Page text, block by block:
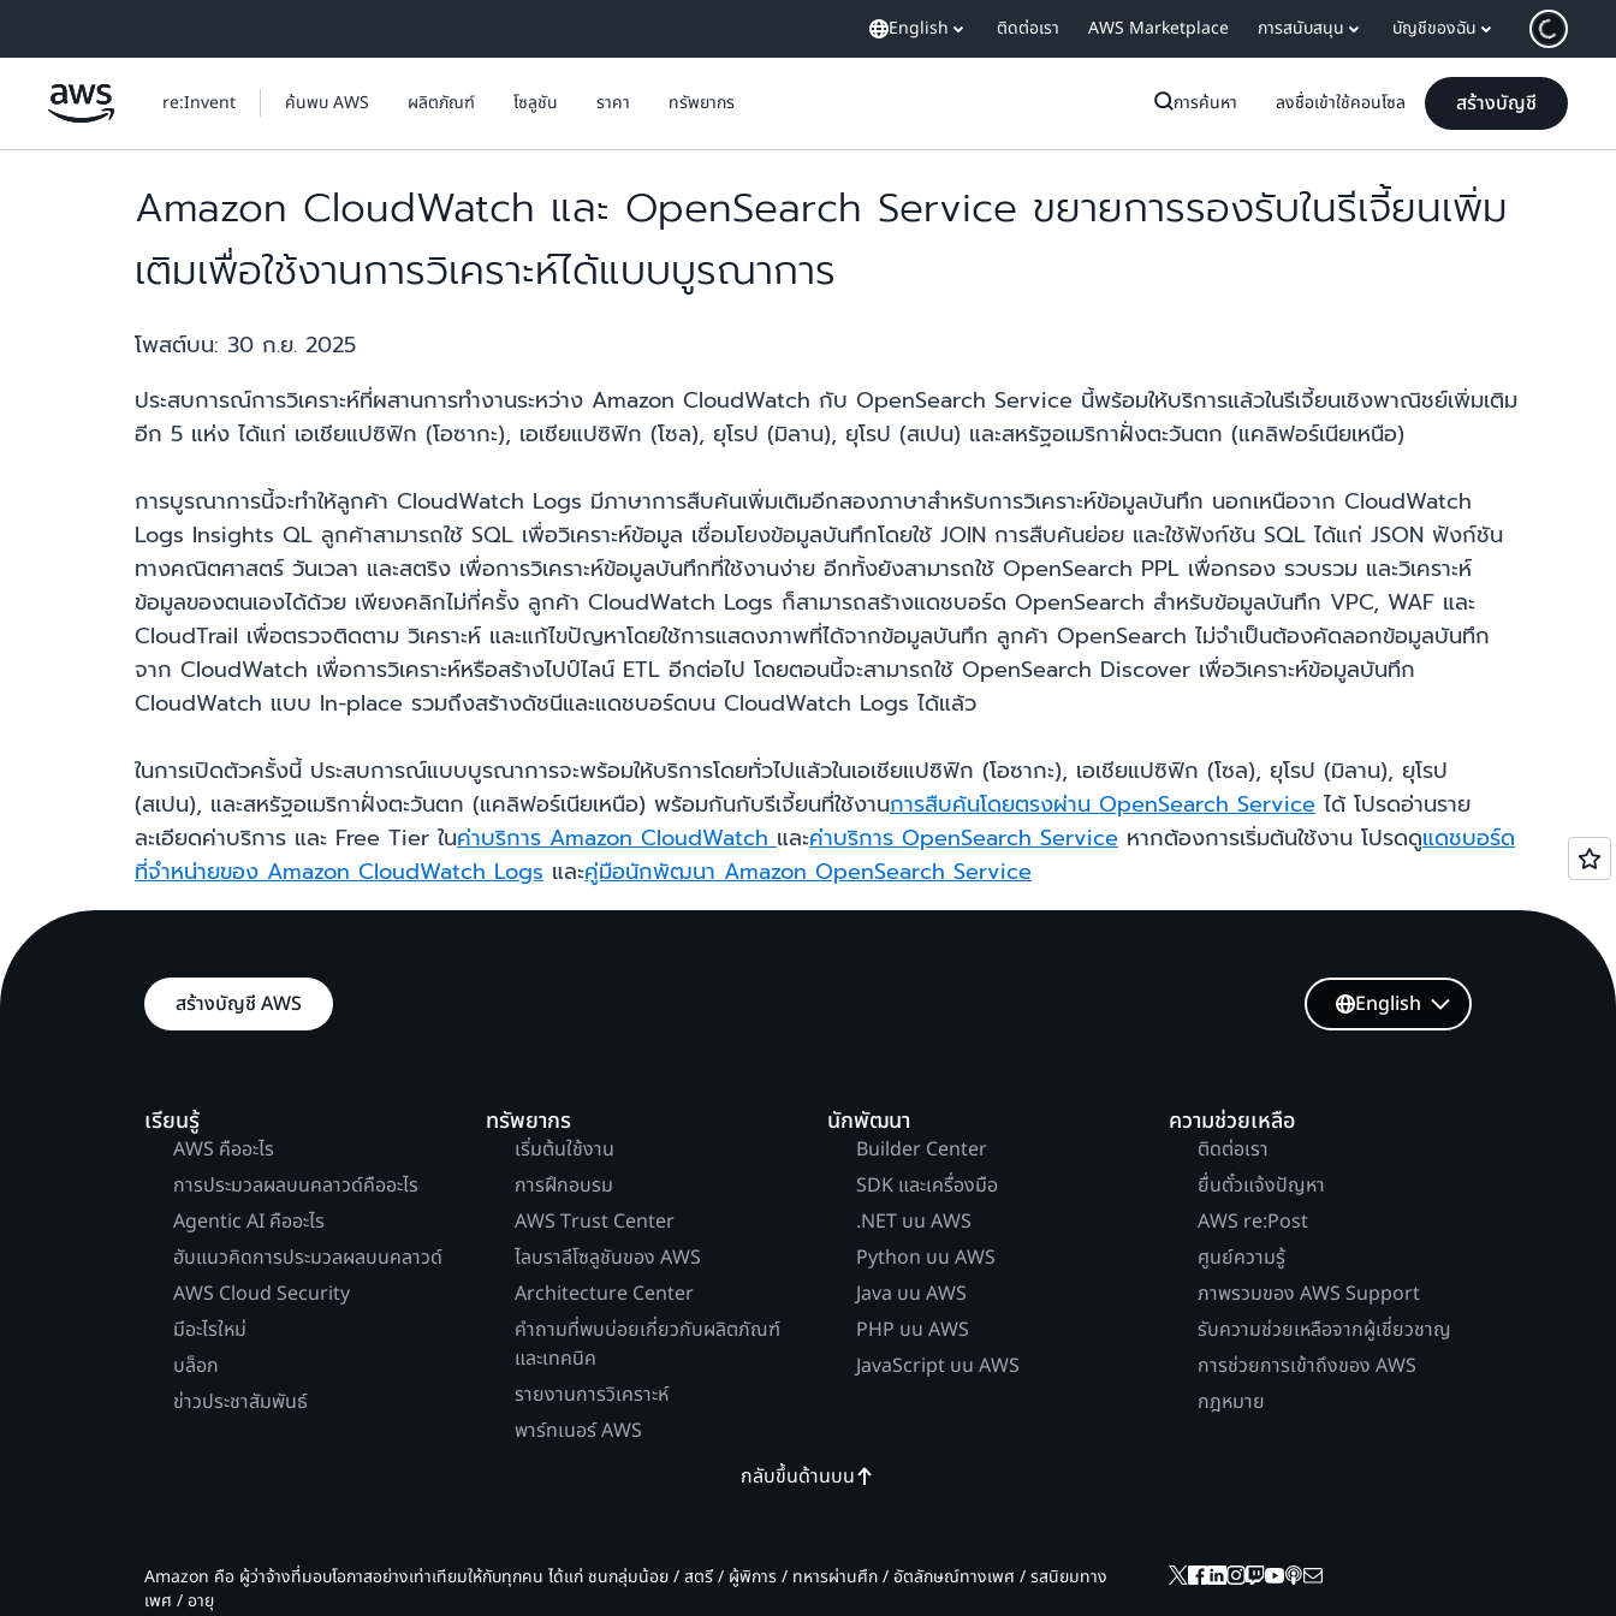
English ติดต่อเรา AWS Marketplace การสนับสนุน บัญชีของฉัน
re:Invent ค้นพบ AWS ผลิตภัณฑ์ โซลูชัน ราคา ทรัพยากร การค้นหา ลงชื่อเข้าใช้คอนโซล สร้างบัญชี
Amazon CloudWatch และ OpenSearch Service ขยายการรองรับในรีเจี้ยนเพิ่ม
เติมเพื่อใช้งานการวิเคราะห์ได้แบบบูรณาการ
โพสต์บน: 30 ก.ย. 2025
ประสบการณ์การวิเคราะห์ที่ผสานการทำงานระหว่าง Amazon CloudWatch กับ OpenSearch Service นี้พร้อมให้บริการแล้วในรีเจี้ยนเชิงพาณิชย์เพิ่มเติม
อีก 5 แห่ง ได้แก่ เอเชียแปซิฟิก (โอซากะ), เอเชียแปซิฟิก (โซล), ยุโรป (มิลาน), ยุโรป (สเปน) และสหรัฐอเมริกาฝั่งตะวันตก (แคลิฟอร์เนียเหนือ)
การบูรณาการนี้จะทำให้ลูกค้า CloudWatch Logs มีภาษาการสืบค้นเพิ่มเติมอีกสองภาษาสำหรับการวิเคราะห์ข้อมูลบันทึก นอกเหนือจาก CloudWatch
Logs Insights QL ลูกค้าสามารถใช้ SQL เพื่อวิเคราะห์ข้อมูล เชื่อมโยงข้อมูลบันทึกโดยใช้ JOIN การสืบค้นย่อย และใช้ฟังก์ชัน SQL ได้แก่ JSON ฟังก์ชัน
ทางคณิตศาสตร์ วันเวลา และสตริง เพื่อการวิเคราะห์ข้อมูลบันทึกที่ใช้งานง่าย อีกทั้งยังสามารถใช้ OpenSearch PPL เพื่อกรอง รวบรวม และวิเคราะห์
ข้อมูลของตนเองได้ด้วย เพียงคลิกไม่กี่ครั้ง ลูกค้า CloudWatch Logs ก็สามารถสร้างแดชบอร์ด OpenSearch สำหรับข้อมูลบันทึก VPC, WAF และ
CloudTrail เพื่อตรวจติดตาม วิเคราะห์ และแก้ไขปัญหาโดยใช้การแสดงภาพที่ได้จากข้อมูลบันทึก ลูกค้า OpenSearch ไม่จำเป็นต้องคัดลอกข้อมูลบันทึก
จาก CloudWatch เพื่อการวิเคราะห์หรือสร้างไปป์ไลน์ ETL อีกต่อไป โดยตอนนี้จะสามารถใช้ OpenSearch Discover เพื่อวิเคราะห์ข้อมูลบันทึก
CloudWatch แบบ In-place รวมถึงสร้างดัชนีและแดชบอร์ดบน CloudWatch Logs ได้แล้ว
ในการเปิดตัวครั้งนี้ ประสบการณ์แบบบูรณาการจะพร้อมให้บริการโดยทั่วไปแล้วในเอเชียแปซิฟิก (โอซากะ), เอเชียแปซิฟิก (โซล), ยุโรป (มิลาน), ยุโรป
(สเปน), และสหรัฐอเมริกาฝั่งตะวันตก (แคลิฟอร์เนียเหนือ) พร้อมกันกับรีเจี้ยนที่ใช้งานการสืบค้นโดยตรงผ่าน OpenSearch Service ได้ โปรดอ่านราย
ละเอียดค่าบริการ และ Free Tier ในค่าบริการ Amazon CloudWatchและค่าบริการ OpenSearch Service หากต้องการเริ่มต้นใช้งาน โปรดดูแดชบอร์ด
ที่จำหน่ายของ Amazon CloudWatch Logs และคู่มือนักพัฒนา Amazon OpenSearch Service
สร้างบัญชี AWS
เรียนรู้
AWS คืออะไร
การประมวลผลบนคลาวด์คืออะไร
Agentic AI คืออะไร
ฮับแนวคิดการประมวลผลบนคลาวด์
AWS Cloud Security
มีอะไรใหม่
บล็อก
ข่าวประชาสัมพันธ์
ทรัพยากร
เริ่มต้นใช้งาน
การฝึกอบรม
AWS Trust Center
ไลบราลีโซลูชันของ AWS
Architecture Center
คำถามที่พบบ่อยเกี่ยวกับผลิตภัณฑ์
และเทคนิค
รายงานการวิเคราะห์
พาร์ทเนอร์ AWS
นักพัฒนา
Builder Center
SDK และเครื่องมือ
.NET บน AWS
Python บน AWS
Java บน AWS
PHP บน AWS
JavaScript บน AWS
ความช่วยเหลือ
ติดต่อเรา
ยื่นตั๋วแจ้งปัญหา
AWS re:Post
ศูนย์ความรู้
ภาพรวมของ AWS Support
รับความช่วยเหลือจากผู้เชี่ยวชาญ
การช่วยการเข้าถึงของ AWS
กฎหมาย
English
กลับขึ้นด้านบน
Amazon คือ ผู้ว่าจ้างที่มอบโอกาสอย่างเท่าเทียมให้กับทุกคน ได้แก่ ชนกลุ่มน้อย / สตรี / ผู้พิการ / ทหารผ่านศึก / อัตลักษณ์ทางเพศ / รสนิยมทาง
เพศ / อายุ